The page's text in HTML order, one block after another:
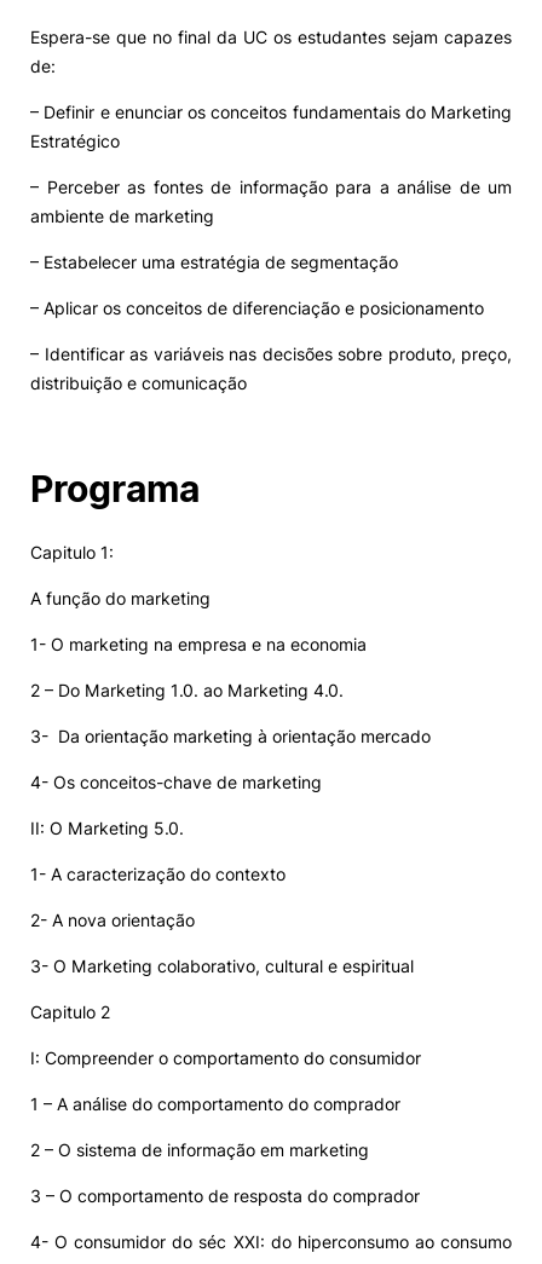
Espera-se que no final da UC os estudantes sejam capazes
de:
– Definir e enunciar os conceitos fundamentais do Marketing
Estratégico
– Perceber as fontes de informação para a análise de um
ambiente de marketing
– Estabelecer uma estratégia de segmentação
– Aplicar os conceitos de diferenciação e posicionamento
– Identificar as variáveis nas decisões sobre produto, preço,
distribuição e comunicação
Programa
Capitulo 1:
A função do marketing
1- O marketing na empresa e na economia
2 – Do Marketing 1.0. ao Marketing 4.0.
3- Da orientação marketing à orientação mercado
4- Os conceitos-chave de marketing
II: O Marketing 5.0.
1- A caracterização do contexto
2- A nova orientação
3- O Marketing colaborativo, cultural e espiritual
Capitulo 2
I: Compreender o comportamento do consumidor
1 – A análise do comportamento do comprador
2 – O sistema de informação em marketing
3 – O comportamento de resposta do comprador
4- O consumidor do séc XXI: do hiperconsumo ao consumo